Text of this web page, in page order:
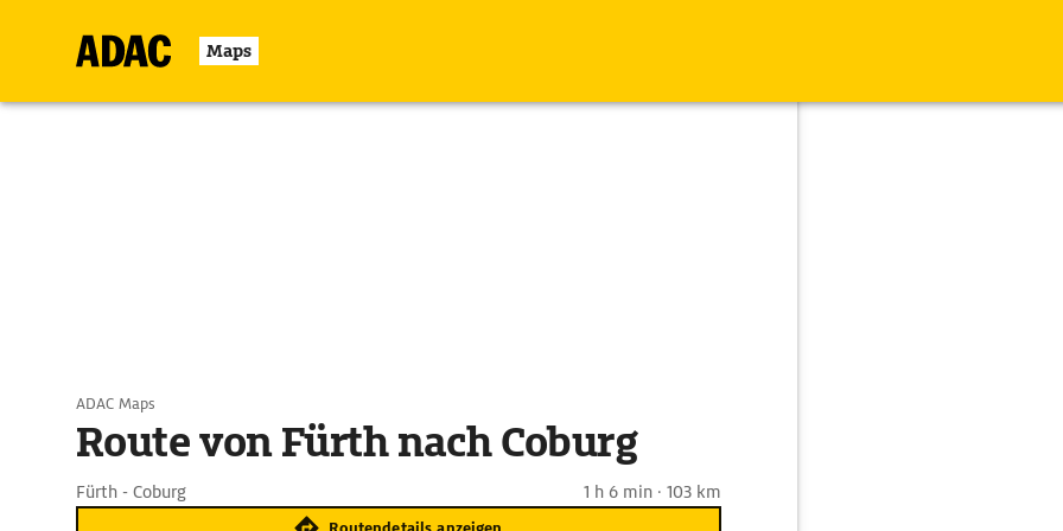
Maps
ADAC Maps
Route von Fürth nach Coburg
Fürth - Coburg 1 h 6 min · 103 km